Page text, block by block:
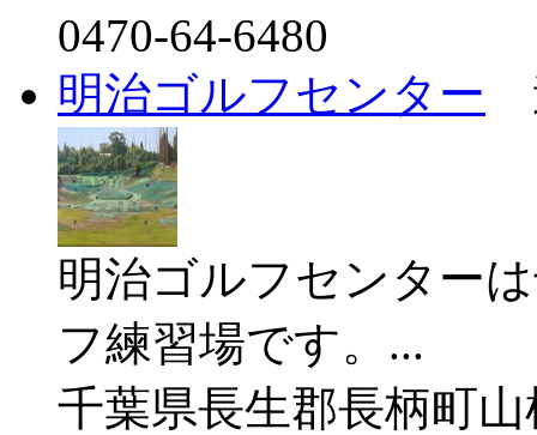
0470-64-6480
明治ゴルフセンター
明治ゴルフセンター
フ練習場です。...
千葉県長生郡長柄町山